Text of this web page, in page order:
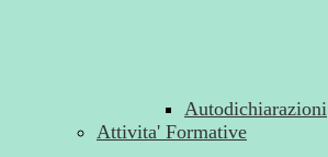
Autodichiarazioni
Attivita' Formative